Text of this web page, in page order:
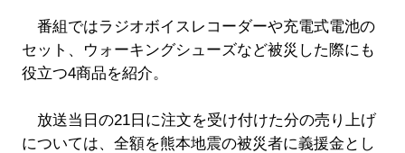
番組ではラジオボイスレコーダーや充電式電池の
セット、ウォーキングシューズなど被災した際にも
役立つ4商品を紹介。
放送当日の21日に注文を受け付けた分の売り上げ
については、全額を熊本地震の被災者に義援金とし